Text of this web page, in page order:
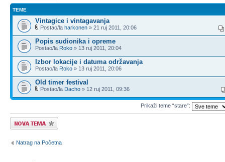
TEME
Vintagice i vintagavanja
Postao/la harkonen » 21 ruj 2011, 20:06
Popis sudionika i opreme
Postao/la Roko » 13 ruj 2011, 20:04
Izbor lokacije i datuma održavanja
Postao/la Roko » 13 ruj 2011, 20:06
Old timer festival
Postao/la Dacho » 12 ruj 2011, 09:36
Prikaži teme “stare”:
Započni novu temu
Natrag na Početna